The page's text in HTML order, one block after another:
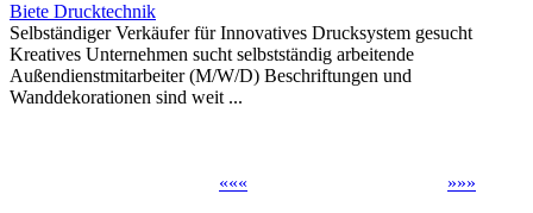
Biete Drucktechnik
Selbständiger Verkäufer für Innovatives Drucksystem gesucht
Kreatives Unternehmen sucht selbstständig arbeitende
Außendienstmitarbeiter (M/W/D) Beschriftungen und
Wanddekorationen sind weit ...
»»»
«««